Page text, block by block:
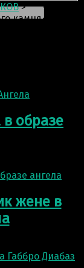
>
камня
в образе
жене в